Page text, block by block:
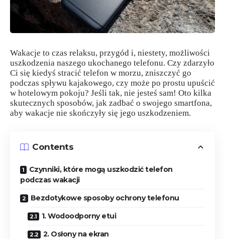
Wakacje to czas relaksu, przygód i, niestety, możliwości
uszkodzenia naszego ukochanego telefonu. Czy zdarzyło
Ci się kiedyś stracić telefon w morzu, zniszczyć go
podczas spływu kajakowego, czy może po prostu upuścić
w hotelowym pokoju? Jeśli tak, nie jesteś sam! Oto kilka
skutecznych sposobów, jak zadbać o swojego smartfona,
aby wakacje nie skończyły się jego uszkodzeniem.
Contents
Czynniki, które mogą uszkodzić telefon
podczas wakacji
Bezdotykowe sposoby ochrony telefonu
1. Wodoodporny etui
2. Osłony na ekran